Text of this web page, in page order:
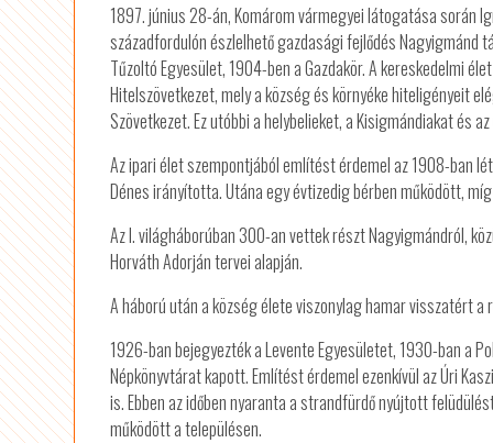
1897. június 28-án, Komárom vármegyei látogatása során
századfordulón észlelhető gazdasági fejlődés
Tűzoltó Egyesület, 1904-ben a Gazdakör. A kereskedelmi
Hitelszövetkezet, mely a község és környéke hiteligényeit
Szövetkezet. Ez utóbbi a helybelieket, a Kisigmándiakat és
Az ipari élet szempontjából említést érdemel az 1908-ban
Dénes irányította. Utána egy évtizedig bérben működött,
Az I. világháborúban 300-an vettek részt Nagyigmándról,
Horváth Adorján tervei alapján.
A háború után a község élete viszonylag hamar visszatért
1926-ban bejegyezték a Levente Egyesületet, 1930-ban a
Népkönyvtárat kapott. Említést érdemel ezenkívül az Úri
is. Ebben az időben nyaranta a strandfürdő nyújtott
működött a településen.